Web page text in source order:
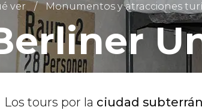
ver Monumentos y atracciones
Los tours por la ciudad